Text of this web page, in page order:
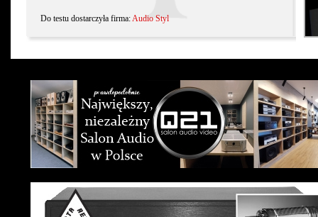
Do testu dostarczyła firma:Audio Styl